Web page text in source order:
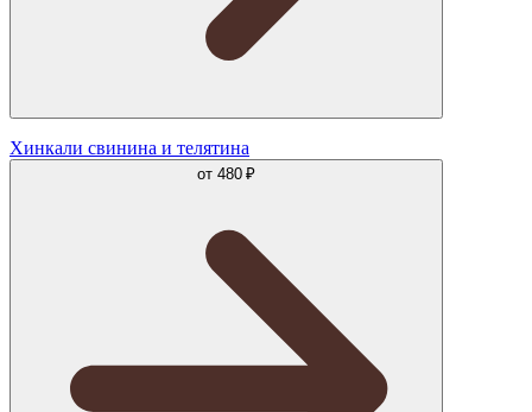
Хинкали свинина и телятина
от 480 ₽